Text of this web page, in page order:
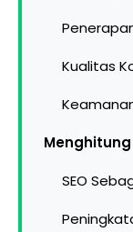
Kualitas
Menghitung
SEO